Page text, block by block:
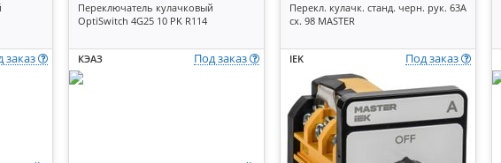
заказ
Переключатель кулачковый
OptiSwitch 4G25 10 PK R114
КЭАЗ Под заказ
Перекл. кулачк. станд. черн. рук. 63А
сх. 98 MASTER
IEK Под заказ